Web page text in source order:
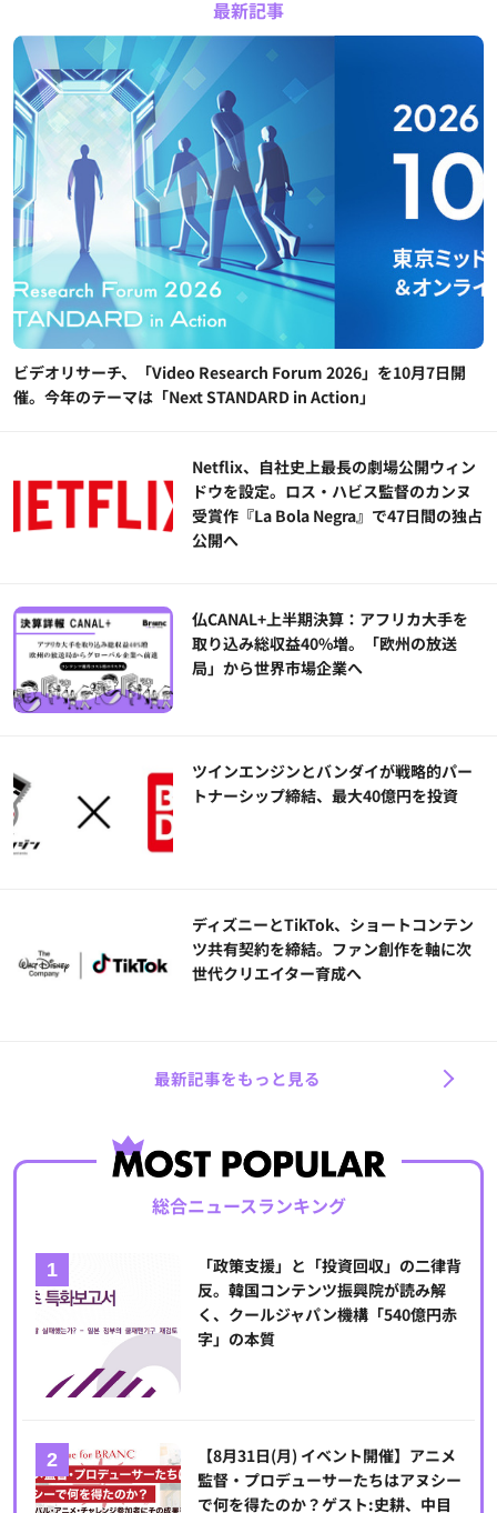
最新記事
ビデオリサーチ、「Video Research Forum 2026」を10月7日開
催。今年のテーマは「Next STANDARD in Action」
Netflix、自社史上最長の劇場公開ウィン
ドウを設定。ロス・ハビス監督のカンヌ
受賞作『La Bola Negra』で47日間の独占
公開へ
仏CANAL+上半期決算：アフリカ大手を
取り込み総収益40%増。「欧州の放送
局」から世界市場企業へ
ツインエンジンとバンダイが戦略的パー
トナーシップ締結、最大40億円を投資
ディズニーとTikTok、ショートコンテン
ツ共有契約を締結。ファン創作を軸に次
世代クリエイター育成へ
最新記事をもっと見る
総合ニュースランキング
「政策支援」と「投資回収」の二律背
反。韓国コンテンツ振興院が読み解
く、クールジャパン機構「540億円赤
字」の本質
【8月31日(月) イベント開催】アニメ
監督・プロデューサーたちはアヌシー
で何を得たのか？ゲスト:史耕、中目